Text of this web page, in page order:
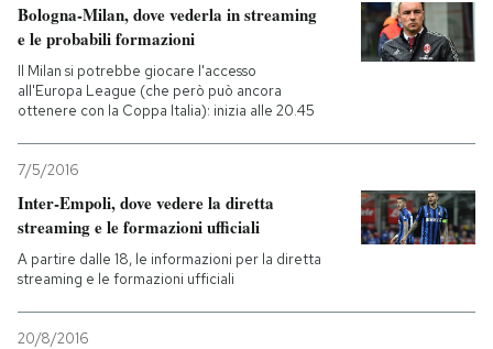
Bologna-Milan, dove vederla in streaming
e le probabili formazioni
Il Milan si potrebbe giocare l'accesso
all'Europa League (che però può ancora
ottenere con la Coppa Italia): inizia alle 20.45
7/5/2016
Inter-Empoli, dove vedere la diretta
streaming e le formazioni ufficiali
A partire dalle 18, le informazioni per la diretta
streaming e le formazioni ufficiali
20/8/2016